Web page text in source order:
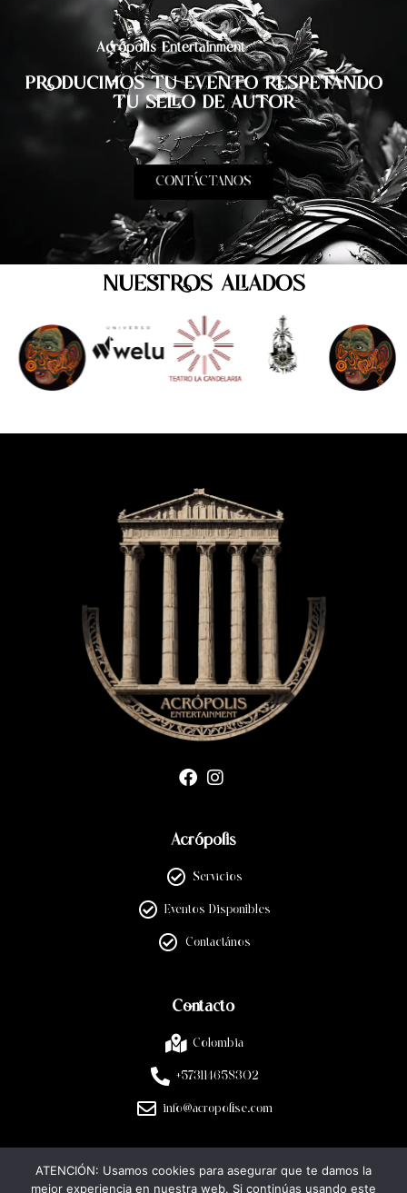
Acrópolis Entertainment
PRODUCIMOS TU EVENTO RESPETANDO
TU SELLO DE AUTOR
CONTÁCTANOS
NUESTROS ALIADOS
Acrópolis
Servicios
Eventos Disponibles
Contactános
Contacto
Colombia
+573114658302
info@acropolise.com
Legal
ATENCIÓN: Usamos cookies para asegurar que te damos la
mejor experiencia en nuestra web. Si continúas usando este